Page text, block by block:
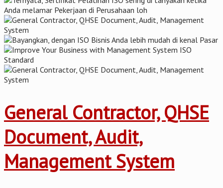
General Contractor, QHSE
Document, Audit,
Management System